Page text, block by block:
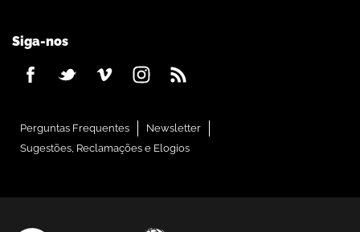
Siga-nos
Perguntas Frequentes
Newsletter
Sugestões, Reclamações e Elogios